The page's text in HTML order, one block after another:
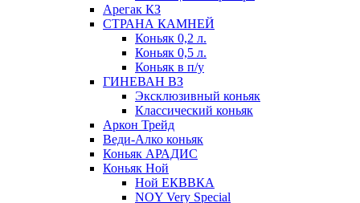
Арегак КЗ
СТРАНА КАМНЕЙ
Коньяк 0,2 л.
Коньяк 0,5 л.
Коньяк в п/у
ГИНЕВАН ВЗ
Эксклюзивный коньяк
Классический коньяк
Аркон Трейд
Веди-Алко коньяк
Коньяк АРАДИС
Коньяк Ной
Ной ЕКВВКА
NOY Very Special